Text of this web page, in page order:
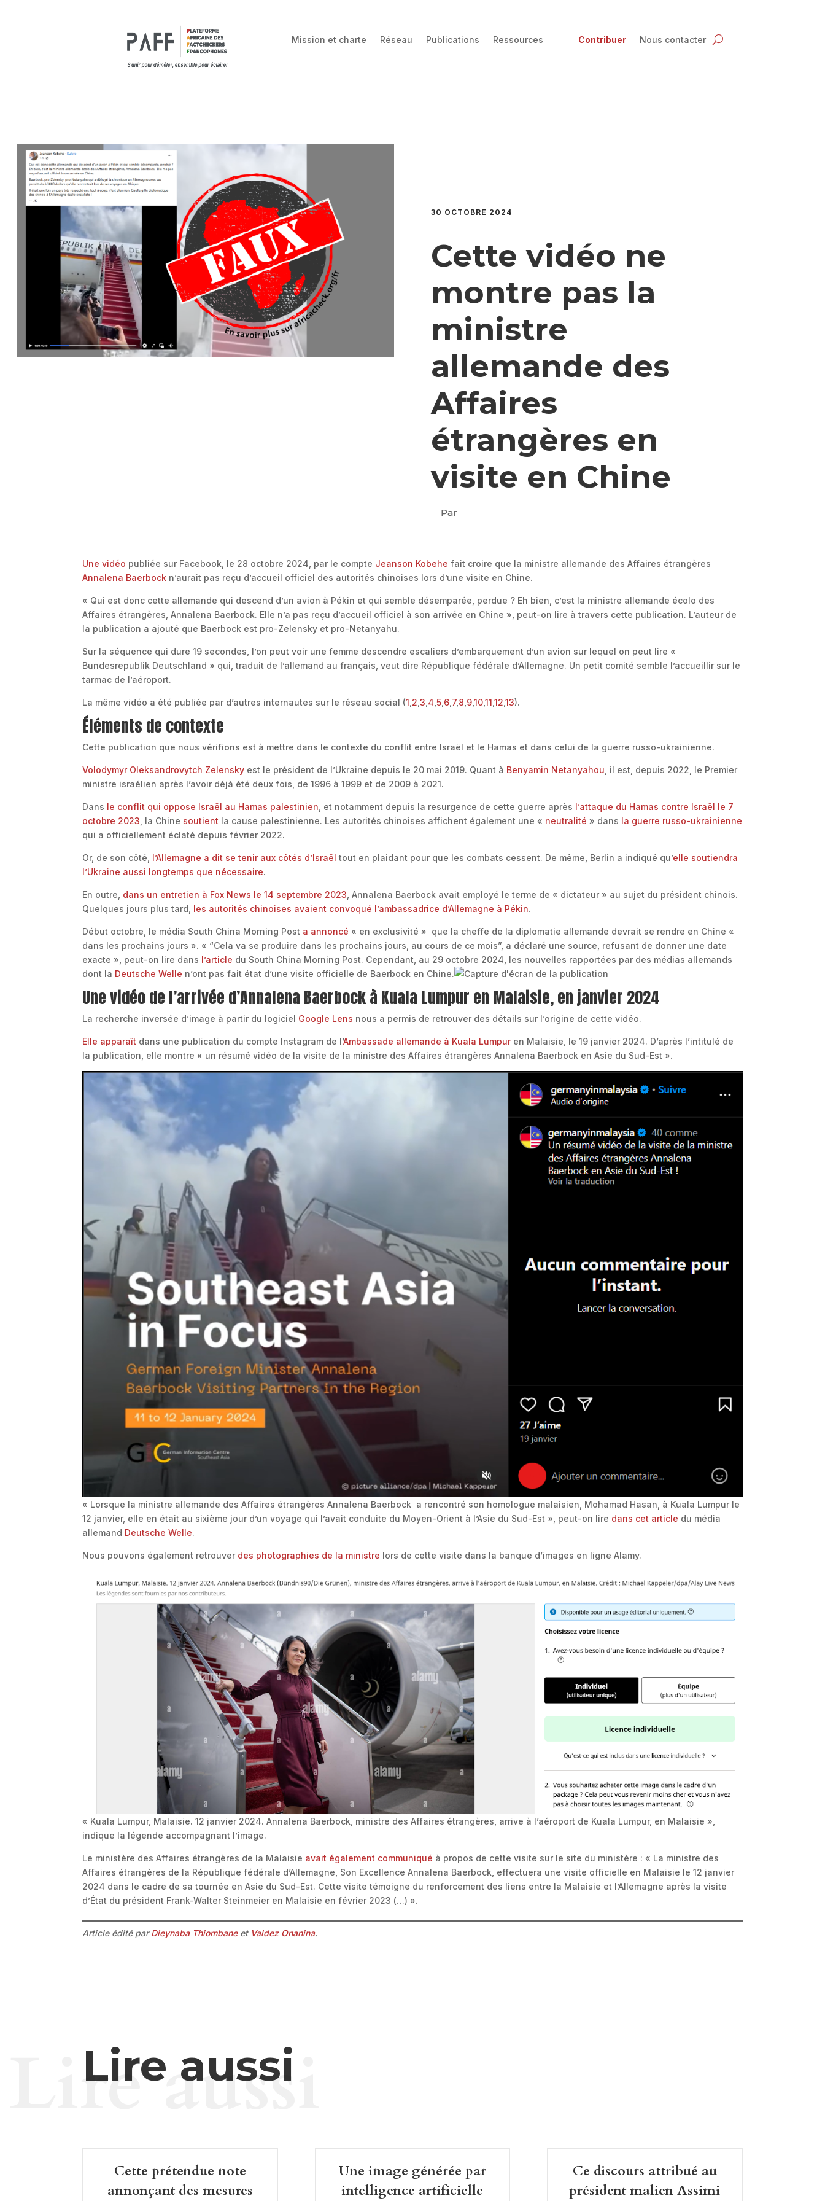
Mission et charte Réseau Publications Ressources Contribuer Nous contacter
30 OCTOBRE 2024
Cette vidéo ne
montre pas la
ministre
allemande des
Affaires
étrangères en
visite en Chine
Par
Une vidéo publiée sur Facebook, le 28 octobre 2024, par le compte Jeanson Kobehe fait croire que la ministre allemande des Affaires étrangères
Annalena Baerbock n’aurait pas reçu d’accueil officiel des autorités chinoises lors d’une visite en Chine.
« Qui est donc cette allemande qui descend d’un avion à Pékin et qui semble désemparée, perdue ? Eh bien, c’est la ministre allemande écolo des
Affaires étrangères, Annalena Baerbock. Elle n’a pas reçu d’accueil officiel à son arrivée en Chine », peut-on lire à travers cette publication. L’auteur de
la publication a ajouté que Baerbock est pro-Zelensky et pro-Netanyahu.
Sur la séquence qui dure 19 secondes, l’on peut voir une femme descendre escaliers d’embarquement d’un avion sur lequel on peut lire «
Bundesrepublik Deutschland » qui, traduit de l’allemand au français, veut dire République fédérale d’Allemagne. Un petit comité semble l’accueillir sur le
tarmac de l’aéroport.
La même vidéo a été publiée par d’autres internautes sur le réseau social (1 2 ,3 4 ,5 6 7, 8 9,10,11 ,12 ,13).
Éléments de contexte
Cette publication que nous vérifions est à mettre dans le contexte du conflit entre Israël et le Hamas et dans celui de la guerre russo-ukrainienne.
Volodymyr Oleksandrovytch Zelensky est le président de l’Ukraine depuis le 20 mai 2019. Quant à Benyamin Netanyahou , il est, depuis 2022, le Premier
ministre israélien après l’avoir déjà été deux fois, de 1996 à 1999 et de 2009 à 2021.
Dans le conflit qui oppose Israël au Hamas palestinien , et notamment depuis la resurgence de cette guerre après l’attaque du Hamas contre Israël le 7
octobre 2023 , la Chine soutient la cause palestinienne. Les autorités chinoises affichent également une « neutralité » dans la guerre russo-ukrainienne
qui a officiellement éclaté depuis février 2022.
Or, de son côté, l’Allemagne a dit se tenir aux côtés d’Israël tout en plaidant pour que les combats cessent. De même, Berlin a indiqué qu’elle soutiendra
l’Ukraine aussi longtemps que nécessaire.
En outre, dans un entretien à Fox News le 14 septembre 2023 , Annalena Baerbock avait employé le terme de « dictateur » au sujet du président chinois.
Quelques jours plus tard, les autorités chinoises avaient convoqué l’ambassadrice d’Allemagne à Pékin.
Début octobre, le média South China Morning Post a annoncé « en exclusivité » que la cheffe de la diplomatie allemande devrait se rendre en Chine «
dans les prochains jours ». « “Cela va se produire dans les prochains jours, au cours de ce mois”, a déclaré une source, refusant de donner une date
exacte », peut-on lire dans l’article du South China Morning Post. Cependant, au 29 octobre 2024, les nouvelles rapportées par des médias allemands
dont la Deutsche Welle n’ont pas fait état d’une visite officielle de Baerbock en Chine.
Une vidéo de l’arrivée d’Annalena Baerbock à Kuala Lumpur en Malaisie, en janvier 2024
La recherche inversée d’image à partir du logiciel Google Lens nous a permis de retrouver des détails sur l’origine de cette vidéo.
Elle apparaît dans une publication du compte Instagram de l’Ambassade allemande à Kuala Lumpuren Malaisie, le 19 janvier 2024. D’après l’intitulé de
la publication, elle montre « un résumé vidéo de la visite de la ministre des Affaires étrangères Annalena Baerbock en Asie du Sud-Est ».
« Lorsque la ministre allemande des Affaires étrangères Annalena Baerbock a rencontré son homologue malaisien, Mohamad Hasan, à Kuala Lumpur le
12 janvier, elle en était au sixième jour d’un voyage qui l’avait conduite du Moyen-Orient à l’Asie du Sud-Est », peut-on lire dans cet article du média
allemand Deutsche Welle.
Nous pouvons également retrouver des photographies de la ministre lors de cette visite dans la banque d’images en ligne Alamy.
« Kuala Lumpur, Malaisie. 12 janvier 2024. Annalena Baerbock, ministre des Affaires étrangères, arrive à l’aéroport de Kuala Lumpur, en Malaisie »,
indique la légende accompagnant l’image.
Le ministère des Affaires étrangères de la Malaisie avait également communiqué à propos de cette visite sur le site du ministère : « La ministre des
Affaires étrangères de la République fédérale d’Allemagne, Son Excellence Annalena Baerbock, effectuera une visite officielle en Malaisie le 12 janvier
2024 dans le cadre de sa tournée en Asie du Sud-Est. Cette visite témoigne du renforcement des liens entre la Malaisie et l’Allemagne après la visite
d’État du président Frank-Walter Steinmeier en Malaisie en février 2023 (…) ».
Article édité parDieynaba Thiombaneet Valdez Onanina.
Lire aussi
Lire aussi
Cette prétendue note
annonçant des mesures
Une image générée par
intelligence artificielle
Ce discours attribué au
président malien Assimi